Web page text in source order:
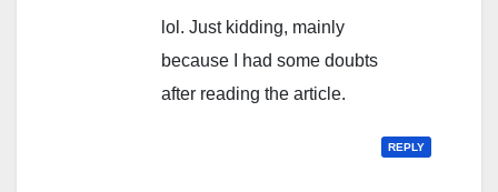
lol. Just kidding, mainly
because I had some doubts
after reading the article.
REPLY